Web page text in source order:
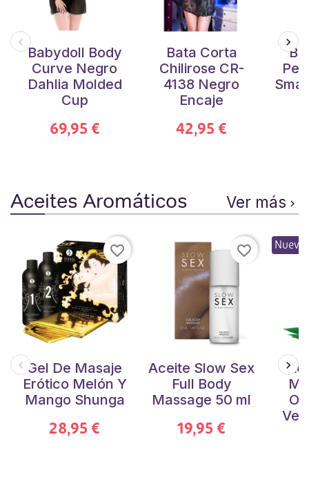
Babydoll Body
Curve Negro
Dahlia Molded
Cup
69,95 €
Bata Corta
Chilirose CR-
4138 Negro
Encaje
42,95 €
Aceites Aromáticos Ver más 
Gel De Masaje
Erótico Melón Y
Mango Shunga
28,95 €
favorite_border
Aceite Slow Sex
Full Body
Massage 50 ml
19,95 €
favorite_border Nuevo